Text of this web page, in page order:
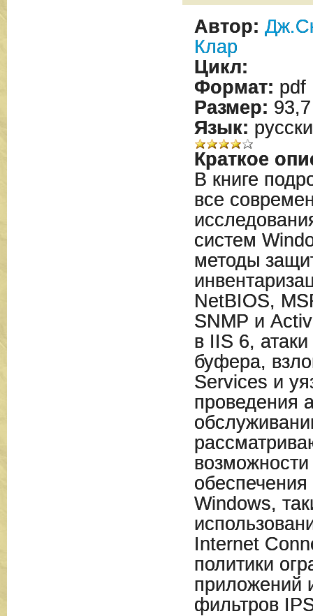
Автор:
Клар
Цикл:
Формат: pdf
Размер:
Язык:
Краткое
В книге
все
систем
методы
NetBIOS,
SNMP и
в IIS 6,
буфера,
Services и
проведения
обеспечения
Windows,
Internet
политики
приложений
фильтров